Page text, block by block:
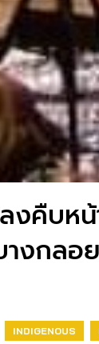
คืบหน้
งกลอ
INDIGENOUS